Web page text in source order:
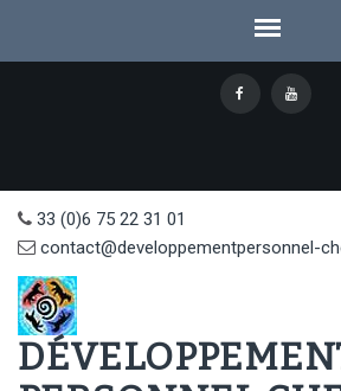
33 (0)6 75 22 31 01
contact@developpementpersonnel-